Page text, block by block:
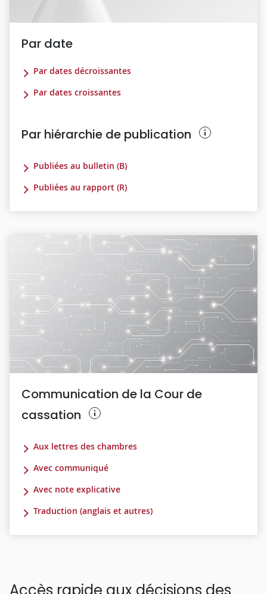
Par date
Par dates décroissantes
Par dates croissantes
Par hiérarchie de publication
Publiées au bulletin (B)
Publiées au rapport (R)
Communication de la Cour de
cassation
Aux lettres des chambres
Avec communiqué
Avec note explicative
Traduction (anglais et autres)
Accès rapide aux décisions des